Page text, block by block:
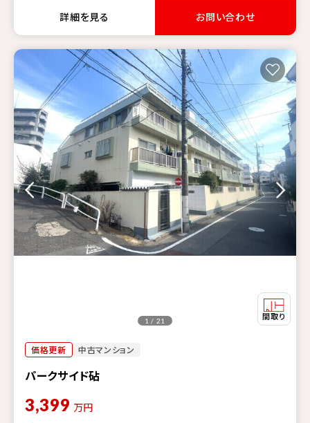
詳細を見る お問い合わせ
価格更新 中古マンション
パークサイド砧
1 / 21
3,399 万円